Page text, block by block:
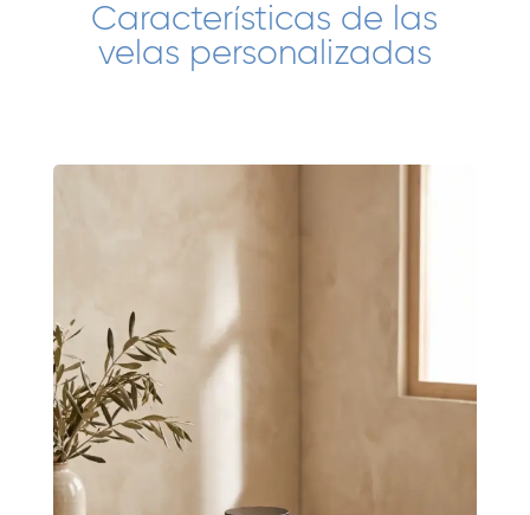
Características de las
velas personalizadas